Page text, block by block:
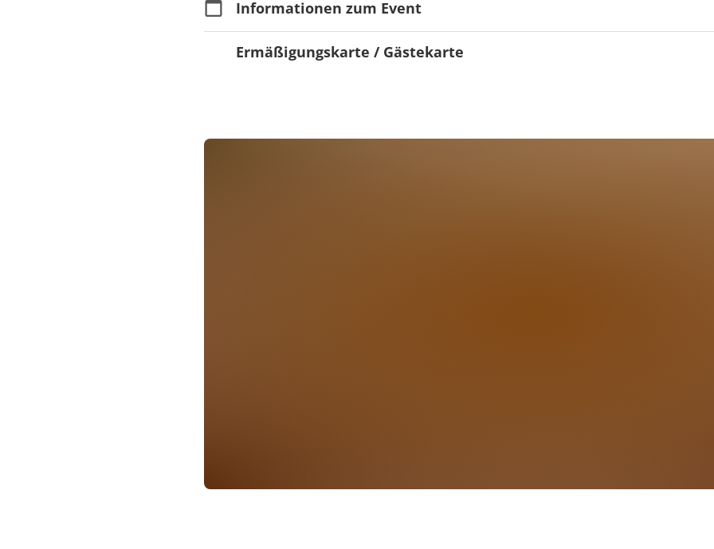
Informationen zum Event
Merkmale
Ermäßigungskarte / Gästekarte